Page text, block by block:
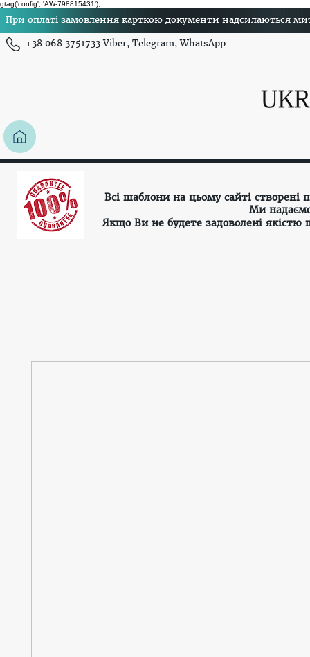
gtag('config', 'AW-798815431');
При оплаті замовлення карткою документи надсилаються
+38 068 3751733 Viber, Telegram, WhatsApp
Всі шаблони на цьому сайті
Ми
Якщо Ви не будете задоволені